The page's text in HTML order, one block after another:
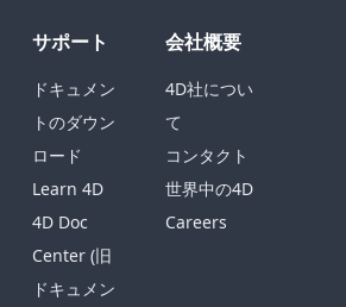
サポート
ドキュメン
トのダウン
ロード
Learn 4D
4D Doc
Center (旧
ドキュメン
会社概要
4D社につい
て
コンタクト
世界中の4D
Careers